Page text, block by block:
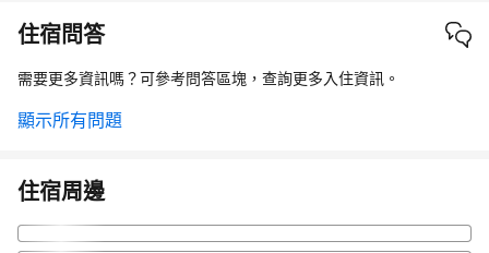
住宿問答
需要更多資訊嗎？可參考問答區塊，查詢更多入住資訊。
顯示所有問題
住宿周邊